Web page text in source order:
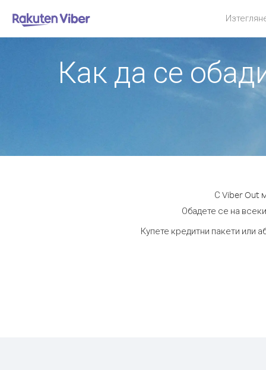
Как да се
С Viber Out
Обадете се на
Купете кредитни пакети или